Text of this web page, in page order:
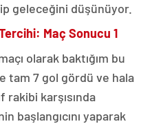
geleceğini düşünüyor.
Maç Sonucu 1
olarak baktığım bu
tam 7 gol gördü ve hala
rakibi karşısında
başlangıcını yaparak